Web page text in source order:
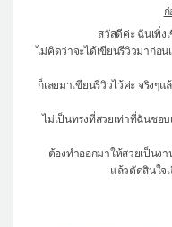
สวัสดีค่ะ ฉันเพิ่ง
ไม่คิดว่าจะได้เขียนรีวิวมาก่อ
ก็เลยมาเขียนรีวิวไว้ค่ะ จริง
ไม่เป็นทรงที่สวยเท่าที่ฉันชอบ
ต้องทำออกมาให้สวยเป็นง
แล้วตัดสินใจ